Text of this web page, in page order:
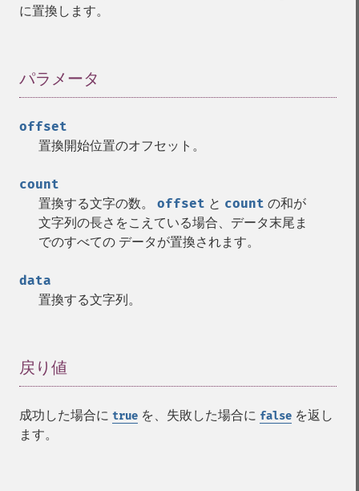
に置換します。
パラメータ
offset
置換開始位置のオフセット。
count
置換する文字の数。 offset と count の和が
文字列の長さをこえている場合、データ末尾ま
でのすべての データが置換されます。
data
置換する文字列。
戻り値
成功した場合に true を、失敗した場合に false を返し
ます。